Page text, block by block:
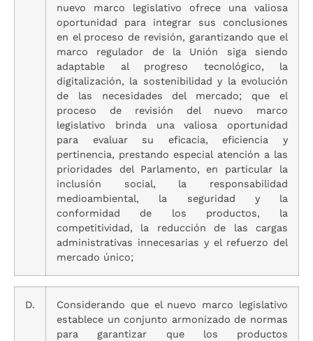
nuevo marco legislativo ofrece una valiosa
oportunidad para integrar sus conclusiones
en el proceso de revisión, garantizando que el
marco regulador de la Unión siga siendo
adaptable al progreso tecnológico, la
digitalización, la sostenibilidad y la evolución
de las necesidades del mercado; que el
proceso de revisión del nuevo marco
legislativo brinda una valiosa oportunidad
para evaluar su eficacia, eficiencia y
pertinencia, prestando especial atención a las
prioridades del Parlamento, en particular la
inclusión social, la responsabilidad
medioambiental, la seguridad y la
conformidad de los productos, la
competitividad, la reducción de las cargas
administrativas innecesarias y el refuerzo del
mercado único;
D.
Considerando que el nuevo marco legislativo
establece un conjunto armonizado de normas
para garantizar que los productos